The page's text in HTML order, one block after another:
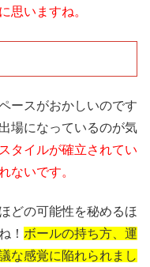
思いますね。
ースがおかしいのです
場になっているのが気
タイルが確立されてい
ないです。
どの可能性を秘めるほ
！ ボールの持ち方、運
な感覚に陥れられまし